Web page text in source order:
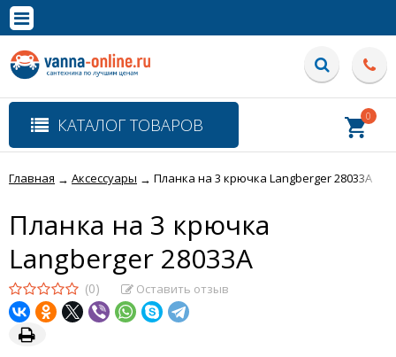
Полная версия сайта
КАТАЛОГ ТОВАРОВ 0
Главная → Аксессуары → Планка на 3 крючка Langberger 28033A
Планка на 3 крючка
Langberger 28033A
(0) Оставить отзыв